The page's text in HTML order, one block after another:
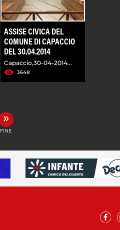
ASSISE CIVICA DEL
COMUNE DI CAPACCIO
DEL 30.04.2014
Capaccio,30-04-2014...
3648
»
FINE